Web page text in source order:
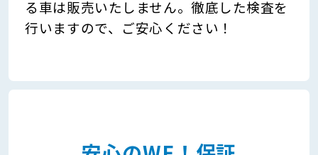
る車は販売いたしません。徹底した検査を
行いますので、ご安心ください！